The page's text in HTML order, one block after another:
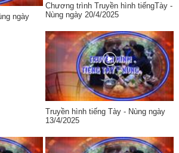
ngày
Chương trình Truyền hình tiếngTày -
Nùng ngày 20/4/2025
Truyền hình tiếng Tày - Nùng ngày
13/4/2025